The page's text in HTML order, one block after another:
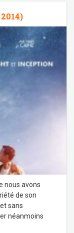
nous avons
de son
sans
néanmoins